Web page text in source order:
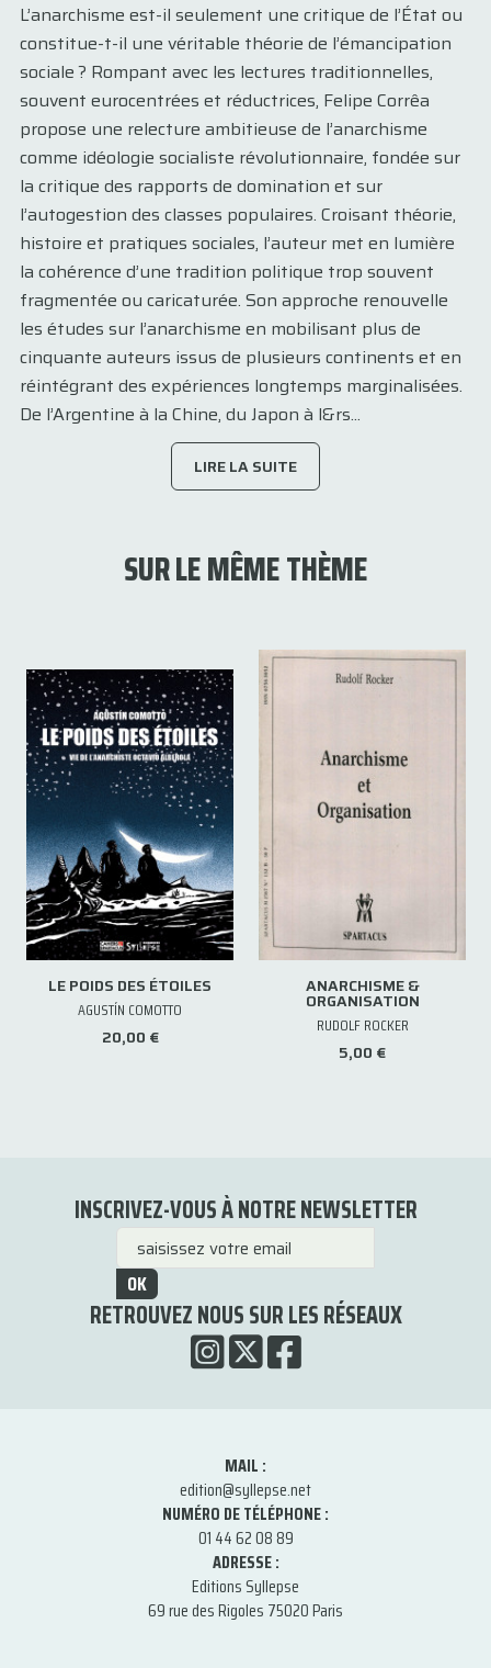
L’anarchisme est-il seulement une critique de l’État ou
constitue-t-il une véritable théorie de l’émancipation
sociale ? Rompant avec les lectures traditionnelles,
souvent eurocentrées et réductrices, Felipe Corrêa
propose une relecture ambitieuse de l’anarchisme
comme idéologie socialiste révolutionnaire, fondée sur
la critique des rapports de domination et sur
l’autogestion des classes populaires. Croisant théorie,
histoire et pratiques sociales, l’auteur met en lumière
la cohérence d’une tradition politique trop souvent
fragmentée ou caricaturée. Son approche renouvelle
les études sur l’anarchisme en mobilisant plus de
cinquante auteurs issus de plusieurs continents et en
réintégrant des expériences longtemps marginalisées.
De l’Argentine à la Chine, du Japon à l&rs...
LIRE LA SUITE
SUR LE MÊME THÈME
LE POIDS DES ÉTOILES
AGUSTÍN COMOTTO
20,00 €
ANARCHISME &
ORGANISATION
RUDOLF ROCKER
5,00 €
INSCRIVEZ-VOUS À NOTRE NEWSLETTER
OK
RETROUVEZ NOUS SUR LES RÉSEAUX
MAIL :
edition@syllepse.net
NUMÉRO DE TÉLÉPHONE :
01 44 62 08 89
ADRESSE :
Editions Syllepse
69 rue des Rigoles 75020 Paris